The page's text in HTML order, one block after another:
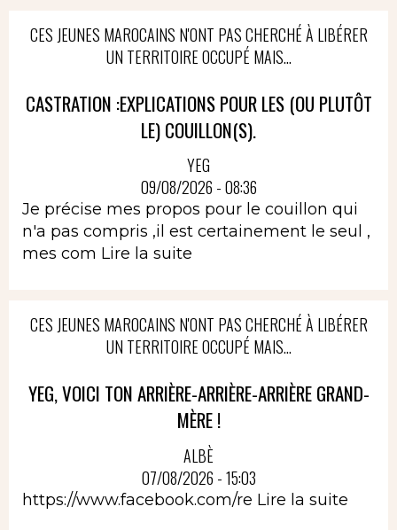
CES JEUNES MAROCAINS N'ONT PAS CHERCHÉ À LIBÉRER
UN TERRITOIRE OCCUPÉ MAIS...
CASTRATION :EXPLICATIONS POUR LES (OU PLUTÔT
LE) COUILLON(S).
YEG
09/08/2026 - 08:36
Je précise mes propos pour le couillon qui
n'a pas compris ,il est certainement le seul ,
mes com Lire la suite
CES JEUNES MAROCAINS N'ONT PAS CHERCHÉ À LIBÉRER
UN TERRITOIRE OCCUPÉ MAIS...
YEG, VOICI TON ARRIÈRE-ARRIÈRE-ARRIÈRE GRAND-
MÈRE !
ALBÈ
07/08/2026 - 15:03
https://www.facebook.com/re Lire la suite